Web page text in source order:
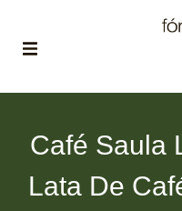
de fórum
BLOG
Café Saula
Lata De